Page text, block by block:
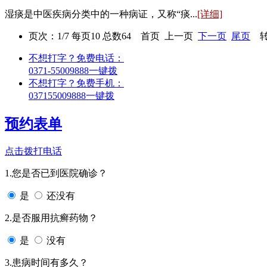
湿痰是中医疾病分类中的一种病证，又称“痰...[详细]
页次：1/7 每页10 总数64 首页 上一页 下一页 尾页
不想打字？免费电话：
0371-55009888一键拨
不想打字？免费手机：
037155009888一键拨
预约表单
点击拨打电话
1.您是否已到医院确诊？
是 还没有
2.是否服用抗癣药物？
是 没有
3.患病时间有多久？